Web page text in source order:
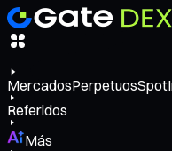
MercadosPerpetuosSpot
Referidos
Más